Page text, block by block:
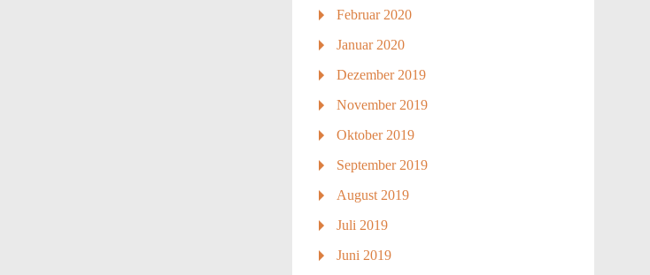
Februar 2020
Januar 2020
Dezember 2019
November 2019
Oktober 2019
September 2019
August 2019
Juli 2019
Juni 2019